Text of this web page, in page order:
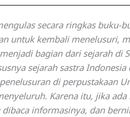
secara ringkas
untuk kembali menelusuri,
bagian dari sejarah di
sejarah sastra
di perpustakaan
Karena itu, jika
informasinya, dan